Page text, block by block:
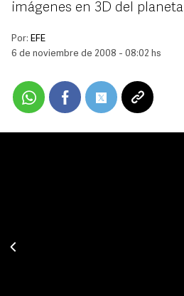
imágenes en 3D del planeta
Por: EFE
6 de noviembre de 2008 - 08:02 hs